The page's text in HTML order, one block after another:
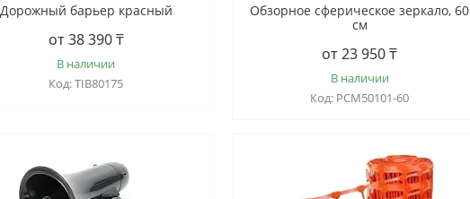
Дорожный барьер красный
от 38 390 ₸
В наличии
TIB80175
Обзорное сферическое зеркало, 60
см
от 23 950 ₸
В наличии
РСМ50101-60